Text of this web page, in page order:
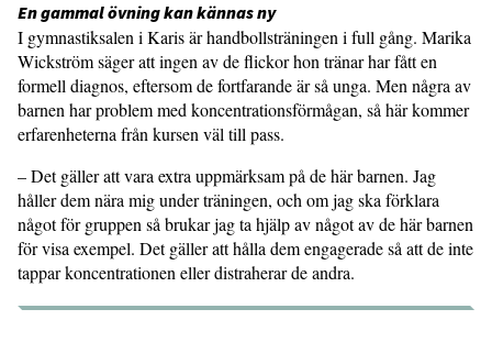
En gammal övning kan kännas ny
I gymnastiksalen i Karis är handbollsträningen i full gång. Marika
Wickström säger att ingen av de flickor hon tränar har fått en
formell diagnos, eftersom de fortfarande är så unga. Men några av
barnen har problem med koncentra­tionsförmågan, så här kommer
erfaren­heterna från kursen väl till pass.
– Det gäller att vara extra uppmärk­sam på de här barnen. Jag
håller dem nära mig under träningen, och om jag ska förklara
något för gruppen så brukar jag ta hjälp av något av de här barnen
för visa exempel. Det gäller att hålla dem engagerade så att de inte
tappar koncen­trationen eller distraherar de andra.